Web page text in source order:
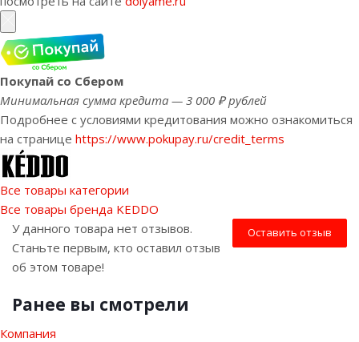
Покупай со Сбером
Минимальная сумма кредита — 3 000 ₽ рублей
Подробнее с условиями кредитования можно ознакомиться
на странице https://www.pokupay.ru/credit_terms
Все товары категории
Все товары бренда KEDDO
Оставить отзыв
У данного товара нет отзывов.
Станьте первым, кто оставил отзыв
об этом товаре!
Ранее вы смотрели
Компания